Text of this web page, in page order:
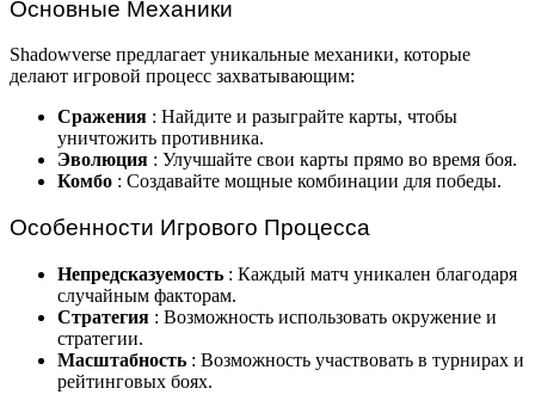
Основные Механики
Shadowverse предлагает уникальные механики, которые
делают игровой процесс захватывающим:
Сражения : Найдите и разыграйте карты, чтобы
уничтожить противника.
Эволюция : Улучшайте свои карты прямо во время боя.
Комбо : Создавайте мощные комбинации для победы.
Особенности Игрового Процесса
Непредсказуемость : Каждый матч уникален благодаря
случайным факторам.
Стратегия : Возможность использовать окружение и
стратегии.
Масштабность : Возможность участвовать в турнирах и
рейтинговых боях.